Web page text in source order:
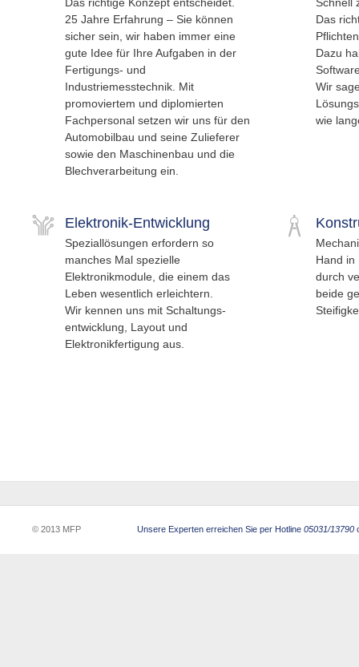
25 Jahre Erfahrung – Sie können
sicher sein, wir haben immer eine
gute Idee für Ihre Aufgaben in der
Fertigungs- und
Industriemesstechnik. Mit
promoviertem und diplomierten
Fachpersonal setzen wir uns für den
Automobilbau und seine Zulieferer
sowie den Maschinenbau und die
Blechverarbeitung ein.
Das
Dazu
Wir
wie
Elektronik-Entwicklung
Speziallösungen erfordern so
manches Mal spezielle
Elektronikmodule, die einem das
Leben wesentlich erleichtern.
Wir kennen uns mit Schaltungs-
entwicklung, Layout und
Elektronikfertigung aus.
Hand in
durch
beide
© 2013 MFP Unsere Experten erreichen Sie per Hotline 05031/13790